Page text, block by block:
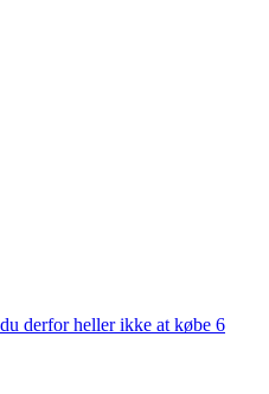
derfor heller ikke at købe 6